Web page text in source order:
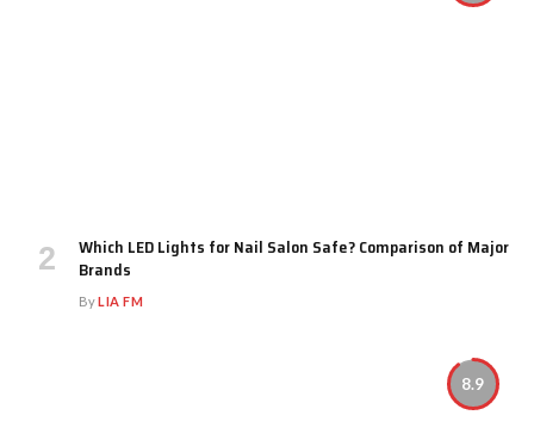
Which LED Lights for Nail Salon Safe? Comparison of Major
Brands
ByLIA FM
8.9